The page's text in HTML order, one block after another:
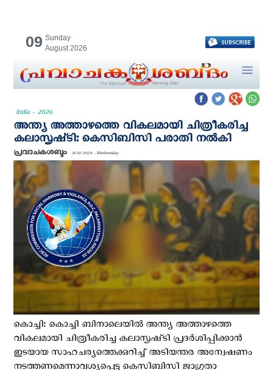
09 Sunday
August 2026
India - 2026
അന്ത്യ അത്താഴത്തെ വികലമായി ചിത്രീകരിച്ച
കലാസൃഷ്‌ടി: കെ‌സി‌ബി‌സി പരാതി നല്‍കി
പ്രവാചകശബ്ദം 31-12-2025 - Wednesday
കൊച്ചി: കൊച്ചി ബിനാലെയിൽ അന്ത്യ അത്താഴത്തെ
വികലമായി ചിത്രീകരിച്ച കലാസൃഷ്‌ടി പ്രദർശിപ്പിക്കാൻ
ഇടയായ സാഹചര്യത്തെക്കുറിച്ച് അടിയന്തര അന്വേഷണം